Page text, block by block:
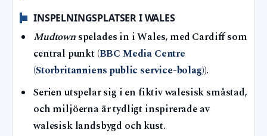
INSPELNINGSPLATSER I WALES
Mudtownspelades in i Wales, med Cardiff som
central punkt (BBC Media Centre
(Storbritanniens public service-bolag)).
Serien utspelar sig i en fiktiv walesisk småstad,
och miljöerna är tydligt inspirerade av
walesisk landsbygd och kust.